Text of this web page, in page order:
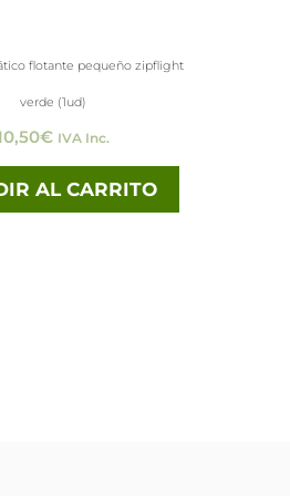
flotante pequeño zipflight
verde (1ud)
€ IVA Inc.
AL CARRITO